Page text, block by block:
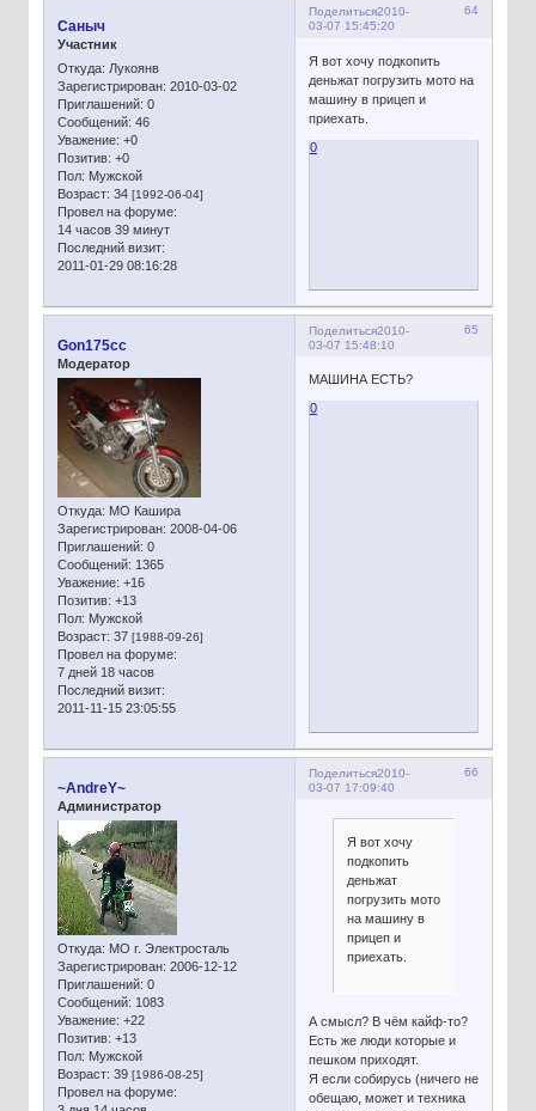
Поделиться 64
2010-
03-07 15:45:20
Сaныч
Участник
Откуда: Лукоянв
Зарегистрирован: 2010-03-02
Приглашений: 0
Сообщений: 46
Уважение: +0
Позитив: +0
Пол: Мужской
Возраст: 34 [1992-06-04]
Провел на форуме:
14 часов 39 минут
Последний визит:
2011-01-29 08:16:28
Я вот хочу подкопить
деньжат погрузить мото на
машину в прицеп и
приехать.
0
Поделиться 65
2010-
03-07 15:48:10
Gon175cc
Модератор
Откуда: МО Кашира
Зарегистрирован: 2008-04-06
Приглашений: 0
Сообщений: 1365
Уважение: +16
Позитив: +13
Пол: Мужской
Возраст: 37 [1988-09-26]
Провел на форуме:
7 дней 18 часов
Последний визит:
2011-11-15 23:05:55
МАШИНА ЕСТЬ?
0
Поделиться 66
2010-
03-07 17:09:40
~AndreY~
Администратор
Откуда: МО г. Электросталь
Зарегистрирован: 2006-12-12
Приглашений: 0
Сообщений: 1083
Уважение: +22
Позитив: +13
Пол: Мужской
Возраст: 39 [1986-08-25]
Провел на форуме:
Я вот хочу
подкопить
деньжат
погрузить мото
на машину в
прицеп и
приехать.
А смысл? В чём кайф-то?
Есть же люди которые и
пешком приходят.
Я если собирусь (ничего не
обещаю, может и техника